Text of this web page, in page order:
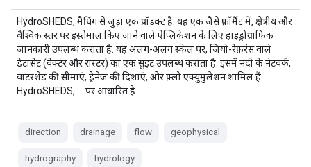
HydroSHEDS, मैपिंग से जुड़ा एक प्रॉडक्ट है. यह एक जैसे फ़ॉर्मैट में, क्षेत्रीय और
वैश्विक स्तर पर इस्तेमाल किए जाने वाले ऐप्लिकेशन के लिए हाइड्रोग्राफ़िक
जानकारी उपलब्ध कराता है. यह अलग-अलग स्केल पर, जियो-रेफ़रंस वाले
डेटासेट (वेक्टर और रास्टर) का एक सुइट उपलब्ध कराता है. इसमें नदी के नेटवर्क,
वाटरशेड की सीमाएं, ड्रेनेज की दिशाएं, और फ़्लो एक्युमुलेशन शामिल हैं.
HydroSHEDS, … पर आधारित है
direction drainage flow geophysical
hydrography hydrology